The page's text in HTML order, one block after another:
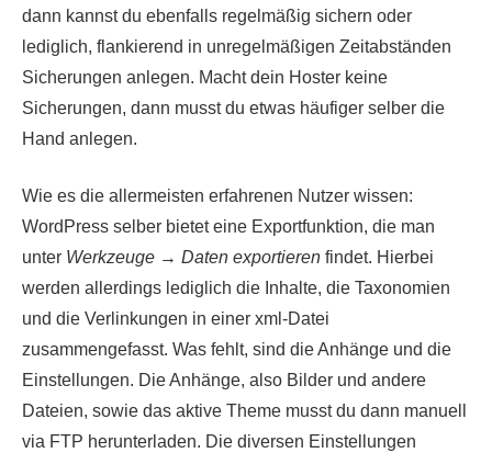
dann kannst du ebenfalls regelmäßig sichern oder
lediglich, flankierend in unregelmäßigen Zeitabständen
Sicherungen anlegen. Macht dein Hoster keine
Sicherungen, dann musst du etwas häufiger selber die
Hand anlegen.
Wie es die allermeisten erfahrenen Nutzer wissen:
WordPress selber bietet eine Exportfunktion, die man
unter Werkzeuge → Daten exportieren findet. Hierbei
werden allerdings lediglich die Inhalte, die Taxonomien
und die Verlinkungen in einer xml-Datei
zusammengefasst. Was fehlt, sind die Anhänge und die
Einstellungen. Die Anhänge, also Bilder und andere
Dateien, sowie das aktive Theme musst du dann manuell
via FTP herunterladen. Die diversen Einstellungen